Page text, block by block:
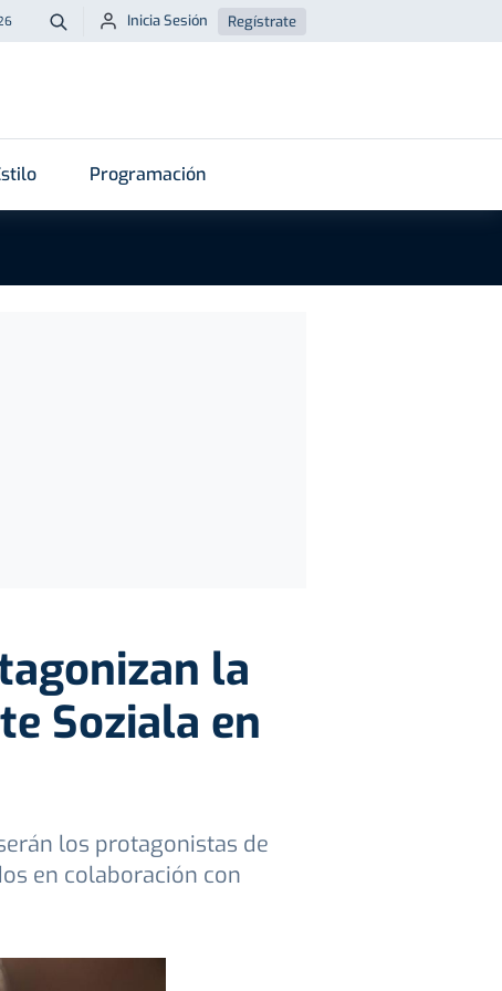
Buscar
Inicia Sesión Regístrate
Programación
la
Soziala en
los protagonistas de
en colaboración con